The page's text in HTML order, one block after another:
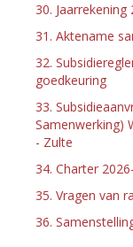
30.
31. Aktename
32.
goedkeuring
33.
Samenwerking)
- Zulte
34. Charter
35. Vragen van
36.